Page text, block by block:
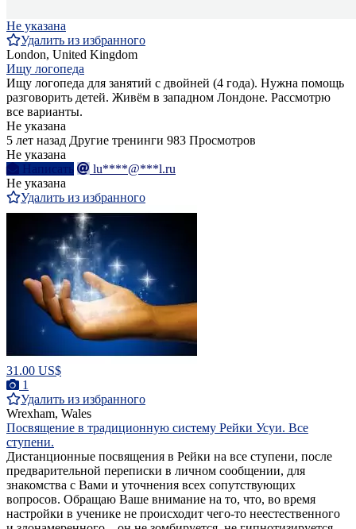
Не указана
Удалить из избранного
London, United Kingdom
Ищу логопеда
Ищу логопеда для занятий с двойней (4 года). Нужна помощь
разговорить детей. Живём в западном Лондоне. Рассмотрю
все варианты.
Не указана
5 лет назад Другие тренинги 983 Просмотров
Не указана
Написать
lu****@***l.ru
Не указана
Удалить из избранного
31.00 US$
1
Удалить из избранного
Wrexham, Wales
Посвящение в традиционную систему Рейки Усуи. Все
ступени.
Дистанционные посвящения в Рейки на все ступени, после
предварительной переписки в личном сообщении, для
знакомства с Вами и уточнения всех сопутствующих
вопросов. Обращаю Ваше внимание на то, что, во время
настройки в ученике не происходит чего-то неестественного